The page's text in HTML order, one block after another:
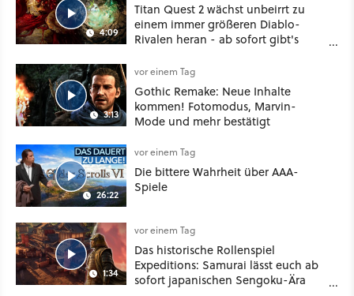
4:09
Titan Quest 2 wächst unbeirrt zu
einem immer größeren Diablo-
Rivalen heran - ab sofort gibt's
Klasse
3:13
vor einem Tag
Gothic Remake: Neue Inhalte
kommen! Fotomodus, Marvin-
Mode und mehr bestätigt
26:22
vor einem Tag
Die bittere Wahrheit über AAA-
Spiele
1:34
vor einem Tag
Das historische Rollenspiel
Expeditions: Samurai lässt euch ab
sofort japanischen Sengoku-Ära